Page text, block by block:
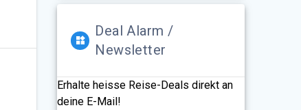
Deal Alarm /
Newsletter
Erhalte heisse Reise-Deals direkt an
deine E-Mail!